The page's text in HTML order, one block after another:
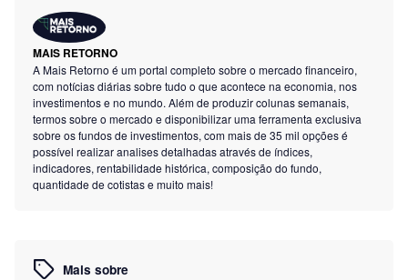
MAIS RETORNO
A Mais Retorno é um portal completo sobre o mercado financeiro,
com notícias diárias sobre tudo o que acontece na economia, nos
investimentos e no mundo. Além de produzir colunas semanais,
termos sobre o mercado e disponibilizar uma ferramenta exclusiva
sobre os fundos de investimentos, com mais de 35 mil opções é
possível realizar analises detalhadas através de índices,
indicadores, rentabilidade histórica, composição do fundo,
quantidade de cotistas e muito mais!
Mais sobre